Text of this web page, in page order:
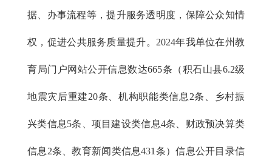
据、办事流程等，提升服务透明度，保障公众知情
权，促进公共服务质量提升。2024年我单位在州教
育局门户网站公开信息数达665条（积石山县6.2级
地震灾后重建20条、机构职能类信息2条、乡村振
兴类信息5条、项目建设类信息4条、财政预决算类
信息2条、教育新闻类信息431条）信息公开目录信